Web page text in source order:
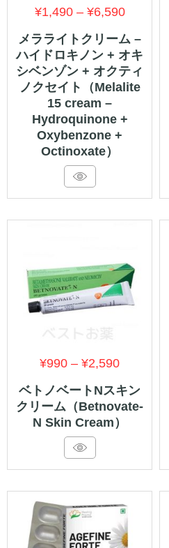
メラライトクリーム –
ハイドロキノン + オキ
シベンゾン + オクティ
ノクセイト（Melalite
15 cream –
Hydroquinone +
Oxybenzone +
Octinoxate）
¥1,490 –¥6,590価
格
帯:
¥1,490
¥6,590
ベトノベートNスキン
クリーム（Betnovate-
N Skin Cream）
¥990–¥2,590価
格
帯:
¥2,590